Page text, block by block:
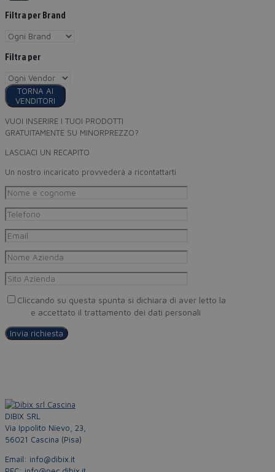
Filtra per Brand
Filtra per
TORNA AI
VENDITORI
VUOI INSERIRE I TUOI PRODOTTI
GRATUITAMENTE SU MINORPREZZO?
LASCIACI UN RECAPITO
Un nostro incaricato provvederà a ricontattarti
Cliccando su questa spunta si dichiara di aver letto la
e accettato il trattamento dei dati personali
DIBIX SRL
Via Ippolito Nievo, 23,
56021 Cascina (Pisa)
Email: info@dibix.it